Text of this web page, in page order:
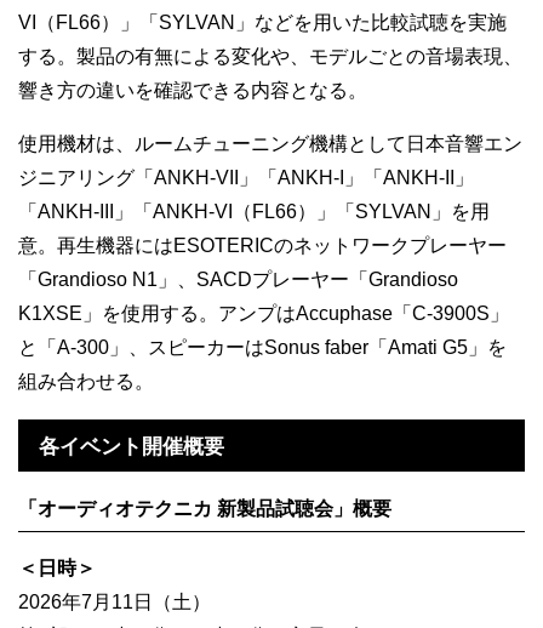
VI（FL66）」「SYLVAN」などを用いた比較試聴を実施
する。製品の有無による変化や、モデルごとの音場表現、
響き方の違いを確認できる内容となる。
使用機材は、ルームチューニング機構として日本音響エン
ジニアリング「ANKH-VII」「ANKH-I」「ANKH-II」
「ANKH-III」「ANKH-VI（FL66）」「SYLVAN」を用
意。再生機器にはESOTERICのネットワークプレーヤー
「Grandioso N1」、SACDプレーヤー「Grandioso
K1XSE」を使用する。アンプはAccuphase「C-3900S」
と「A-300」、スピーカーはSonus faber「Amati G5」を
組み合わせる。
各イベント開催概要
「オーディオテクニカ 新製品試聴会」概要
＜日時＞
2026年7月11日（土）